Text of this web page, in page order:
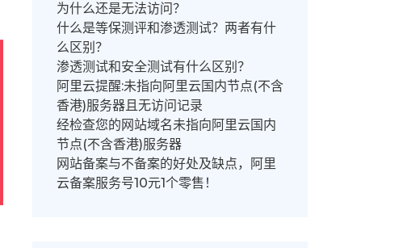
为什么还是无法访问？
什么是等保测评和渗透测试？两者有什
么区别？
渗透测试和安全测试有什么区别？
阿里云提醒:未指向阿里云国内节点(不含
香港)服务器且无访问记录
经检查您的网站域名未指向阿里云国内
节点(不含香港)服务器
网站备案与不备案的好处及缺点，阿里
云备案服务号10元1个零售！